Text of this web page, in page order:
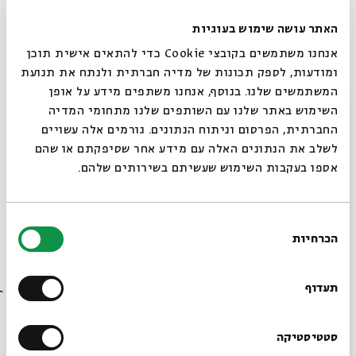
האתר עושה שימוש בעוגיות
אנחנו משתמשים בקובצי Cookie כדי להתאים אישית תוכן
ומודעות, לספק תכונות של מדיה חברתית ולנתח את תנועת
המשתמשים שלנו. בנוסף, אנחנו משתפים מידע על אופן
השימוש באתר שלנו עם השותפים שלנו מתחומי המדיה
החברתית, הפרסום וניתוח הנתונים. גורמים אלה עשויים
לשלב את הנתונים האלה עם מידע אחר שסיפקתם או שהם
אספו בעקבות השימוש שעשיתם בשירותים שלהם.
הסכמה
הכרחיות
תעדוף
סטטיסטיקה
ויתרה מזו, חשיבותה של ידיעה והצבעה מדויקת על המקום
שממנו הגענו ושממנו נחלנו כל אחד את שירתו. מכל הדברים
שאנחנו למדים מחברינו העצים, ביום של ט"ו בשבט, אני בוחר
בזה.
בְּאֶחָד בִּשְׁבָט, רֹאשׁ הַשָּׁנָה לָאִילָן, כְּדִבְרֵי בֵית שַׁמַּאי
עד כמה שונה ראש השנה לאילנות מחבריו המוזכרים במשנה.
ואומרים: היה משהו, ואנחנו מתחילים מחדש. הקו של ט"ו בשבט
יורד מלמטה למעלה, חוצה את אמצע הדף ומחפש שם את אבא
סגור